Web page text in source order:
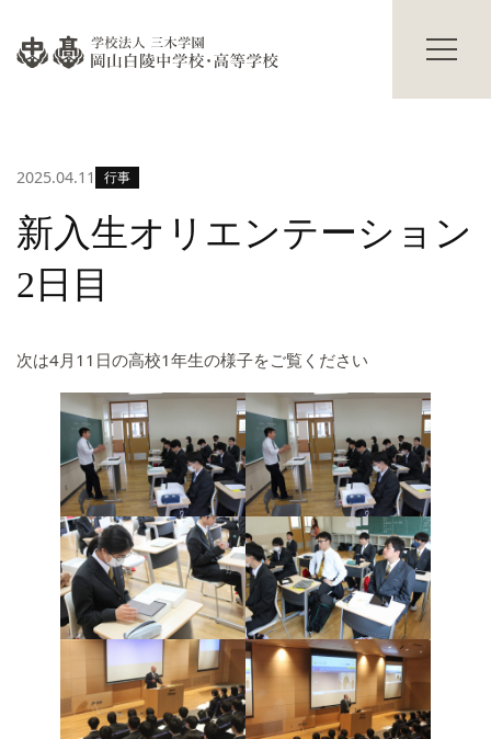
進路の行事
学校生活
主な学校行事
部活動
修学旅行だより
その他
お知らせ
入試情報
Topics
プライバシーポリシー
サイトマップ
教職員募集
いじめ防止基本方針
学校施設の耐震化への取組状
況
2025.04.11 行事
新入生オリエンテーション
2日目
次は4月11日の高校1年生の様子をご覧ください